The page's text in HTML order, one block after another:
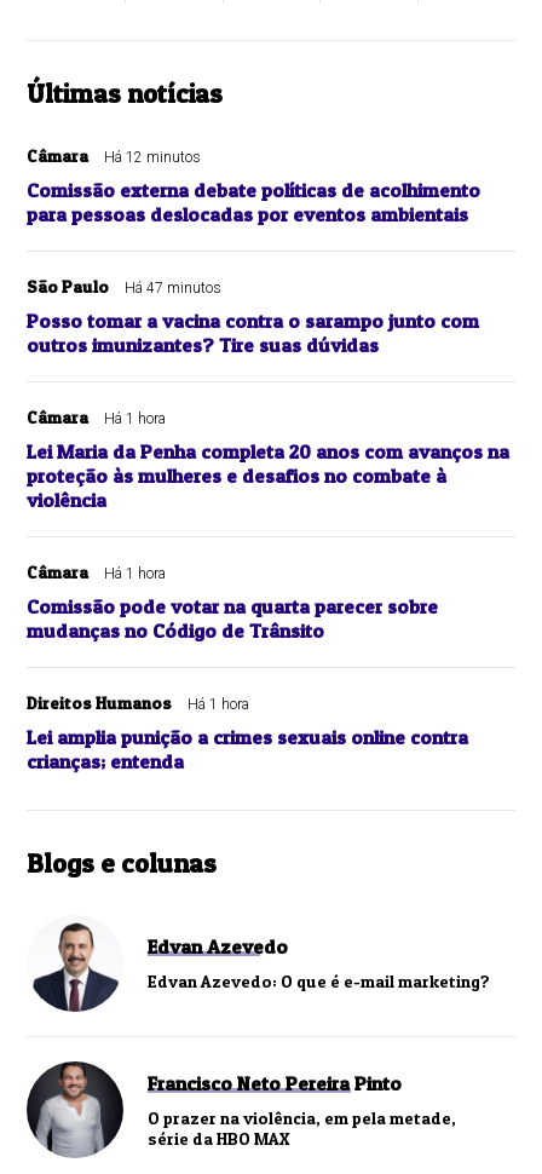
Últimas notícias
Câmara Há 12 minutos
Comissão externa debate políticas de acolhimento
para pessoas deslocadas por eventos ambientais
São Paulo Há 47 minutos
Posso tomar a vacina contra o sarampo junto com
outros imunizantes? Tire suas dúvidas
Câmara Há 1 hora
Lei Maria da Penha completa 20 anos com avanços na
proteção às mulheres e desafios no combate à
violência
Câmara Há 1 hora
Comissão pode votar na quarta parecer sobre
mudanças no Código de Trânsito
Direitos Humanos Há 1 hora
Lei amplia punição a crimes sexuais online contra
crianças; entenda
Blogs e colunas
Edvan Azevedo
Edvan Azevedo: O que é e-mail marketing?
Francisco Neto Pereira Pinto
O prazer na violência, em pela metade,
série da HBO MAX